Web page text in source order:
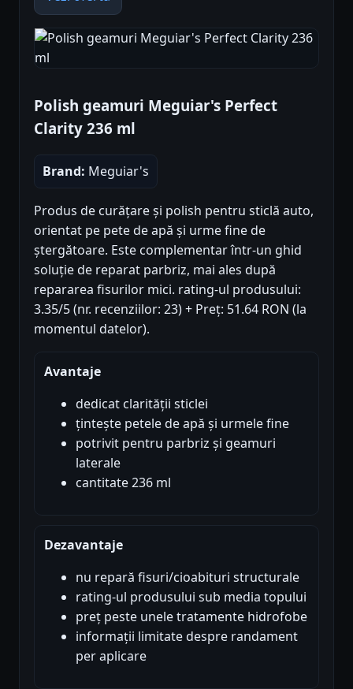
Polish geamuri Meguiar's Perfect
Clarity 236 ml
Brand: Meguiar's
Produs de curățare și polish pentru sticlă auto,
orientat pe pete de apă și urme fine de
ștergătoare. Este complementar într-un ghid
soluție de reparat parbriz, mai ales după
repararea fisurilor mici. rating-ul produsului:
3.35/5 (nr. recenziilor: 23) + Preț: 51.64 RON (la
momentul datelor).
Avantaje
dedicat clarității sticlei
țintește petele de apă și urmele fine
potrivit pentru parbriz și geamuri
laterale
cantitate 236 ml
Dezavantaje
nu repară fisuri/cioabituri structurale
rating-ul produsului sub media topului
preț peste unele tratamente hidrofobe
informații limitate despre randament
per aplicare